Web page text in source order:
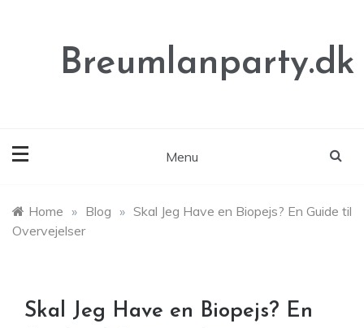
Breumlanparty.dk
Menu
Home » Blog » Skal Jeg Have en Biopejs? En Guide til
Overvejelser
Skal Jeg Have en Biopejs? En